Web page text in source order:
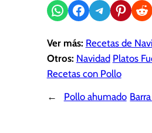
Compartir en WhatsApp
Compartir en Facebook
Compartir en Telegram
Compartir en
Ver más: Recetas de
Otros: Navidad Platos
Recetas con Pollo
←
Pollo ahumado